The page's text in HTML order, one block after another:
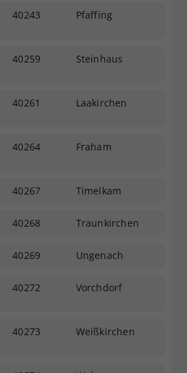
40243 Pfaffing
40259 Steinhaus
40261 Laakirchen
40264 Fraham
40267 Timelkam
40268 Traunkirchen
40269 Ungenach
40272 Vorchdorf
40273 Weißkirchen